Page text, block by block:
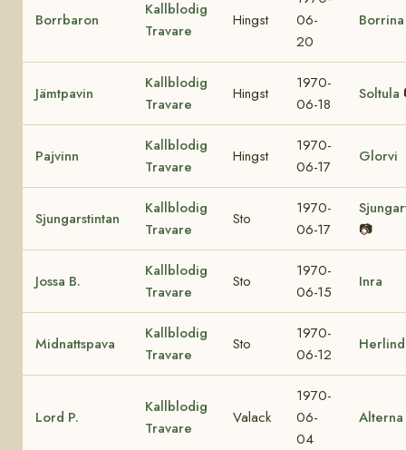
Borrbaron
Kallblodig
Travare
Hingst
06-
20
Borrina
Jämtpavin
Kallblodig
Travare
Hingst
1970-
06-18
Soltula
Pajvinn
Kallblodig
Travare
Hingst
1970-
06-17
Glorvi
Sjungarstintan
Kallblodig
Travare
Sto
1970-
06-17
📷
Jossa B.
Kallblodig
Travare
Sto
1970-
06-15
Inra
Midnattspava
Kallblodig
Travare
Sto
1970-
06-12
Lord P.
Kallblodig
Travare
Valack
1970-
06-
04
Alterna